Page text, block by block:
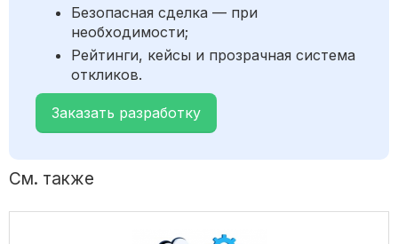
Безопасная сделка — при
необходимости;
Рейтинги, кейсы и прозрачная система
откликов.
Заказать разработку
См. также